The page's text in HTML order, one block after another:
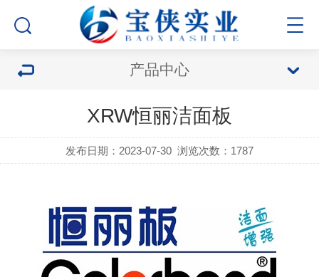
产品中心
XRW恒丽洁面板
发布日期：2023-07-30 浏览次数：1787